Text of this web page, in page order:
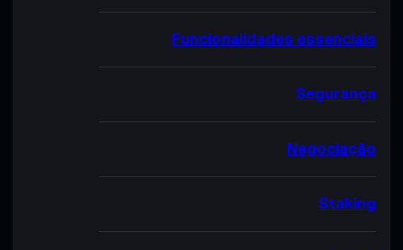
Funcionalidades essenciais
Segurança
Negociação
Staking